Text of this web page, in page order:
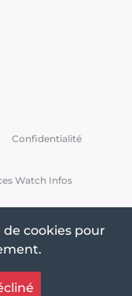
Watch Infos
Confidentialité
cookies pour